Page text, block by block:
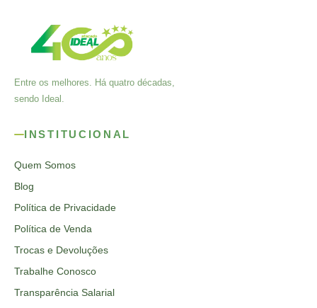
Entre os melhores. Há quatro décadas,
sendo Ideal.
INSTITUCIONAL
Quem Somos
Blog
Política de Privacidade
Política de Venda
Trocas e Devoluções
Trabalhe Conosco
Transparência Salarial